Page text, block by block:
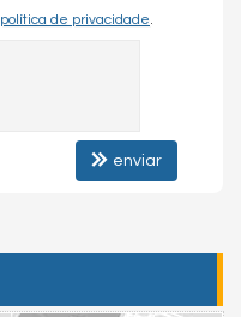
política de privacidade.
enviar